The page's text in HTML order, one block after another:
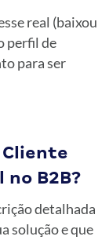
real (baixou
perfil de
para ser
Cliente
B2B?
detalhada
solução e que